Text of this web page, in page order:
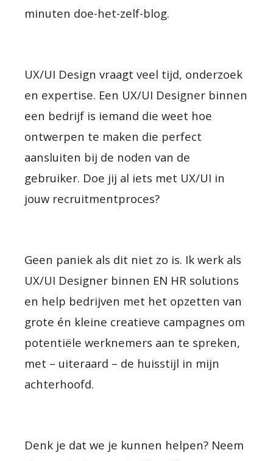
minuten doe-het-zelf-blog.
UX/UI Design vraagt veel tijd, onderzoek
en expertise. Een UX/UI Designer binnen
een bedrijf is iemand die weet hoe
ontwerpen te maken die perfect
aansluiten bij de noden van de
gebruiker. Doe jij al iets met UX/UI in
jouw recruitmentproces?
Geen paniek als dit niet zo is. Ik werk als
UX/UI Designer binnen EN HR solutions
en help bedrijven met het opzetten van
grote én kleine creatieve campagnes om
potentiële werknemers aan te spreken,
met – uiteraard – de huisstijl in mijn
achterhoofd.
Denk je dat we je kunnen helpen? Neem